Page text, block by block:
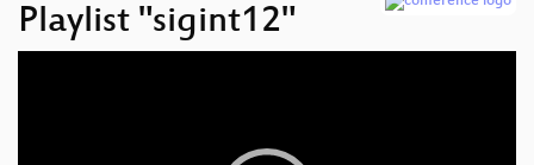
Playlist "sigint12"